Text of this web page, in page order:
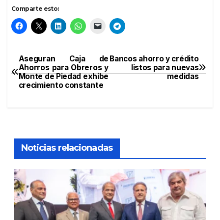
Comparte esto:
Navegación
de
Bancos ahorro y crédito
listos para nuevas
medidas
Aseguran Caja de
Ahorros para Obreros y
Monte de Piedad exhibe
crecimiento constante
Noticias relacionadas